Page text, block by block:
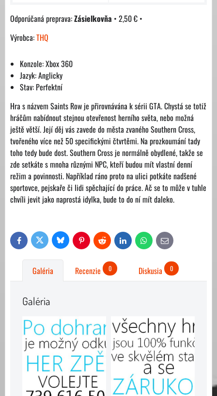
Zásielkovňa • 2,50 € •
Výrobca:THQ
Konzole: Xbox 360
Jazyk: Anglicky
Stav: Perfektní
Hra s názvem Saints Row je přirovnávána k sérii GTA. Chystá se totiž
hráčům nabídnout stejnou otevřenost herního světa, nebo možná
ještě větší. Její děj vás zavede do města zvaného Southern Cross,
tvořeného více než 50 specifickými čtvrtěmi. Na prozkoumání tady
toho tedy bude dost. Southern Cross je normálně obydlené, takže se
zde setkáte s mnoha různými NPC, kteří budou mít vlastní denní
režim a povinnosti. Například ráno proto na ulici potkáte nadšené
sportovce, pejskaře či lidi spěchající do práce. Ač se to může v tuhle
chvíli jevit jako naprostá idylka, bude to do ní mít daleko.
FacebookTwitter Bluesky PinterestReddit LinkedIn WhatsAppE-
mail
Galéria Recenzie 0 Diskusia 0
Galéria